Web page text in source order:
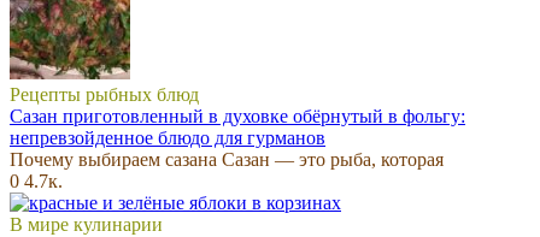
Рецепты рыбных блюд
Сазан приготовленный в духовке обёрнутый в фольгу:
непревзойденное блюдо для гурманов
Почему выбираем сазана Сазан — это рыба, которая
0 4.7к.
В мире кулинарии